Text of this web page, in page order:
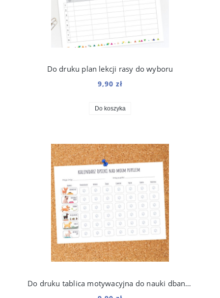
Do druku plan lekcji rasy do wyboru
9,90 zł
Do koszyka
Do druku tablica motywacyjna do nauki dbania o psa dla dzieci